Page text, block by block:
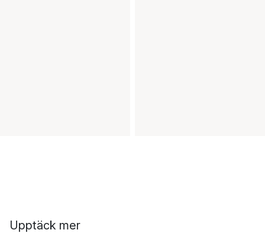
Upptäck mer